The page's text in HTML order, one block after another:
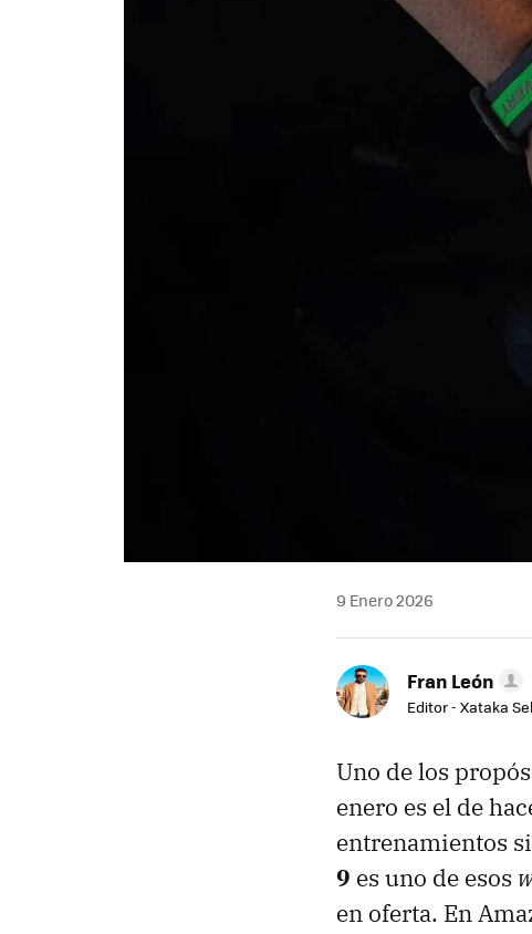
9 Enero 2026
Fran León
Editor - Xataka
Uno de los
enero es el de
entrenamientos
9 es uno de esos
en oferta. En